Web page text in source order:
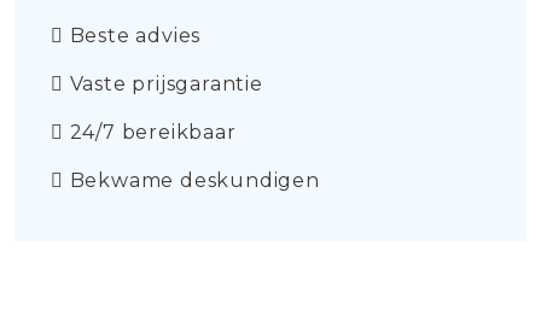
Beste advies
Vaste prijsgarantie
24/7 bereikbaar
Bekwame deskundigen